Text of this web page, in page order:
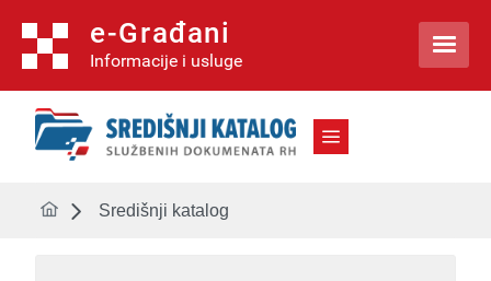
e-Građani
Informacije i usluge 
Središnji katalog